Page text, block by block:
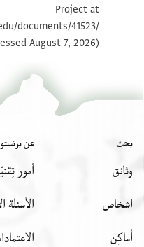
بيان أذونات الصورة
Project at
documents/41523/
August 7, 2026).
بحث
وثائق
اشخاص
أَماكِن
عن
أمور
الأسئلة